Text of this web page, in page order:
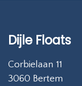
Dijle Floats
Corbielaan 11
3060 Bertem